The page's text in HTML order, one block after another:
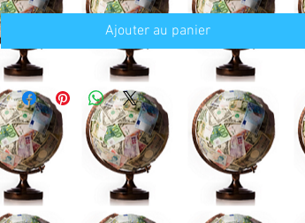
Ajouter au panier